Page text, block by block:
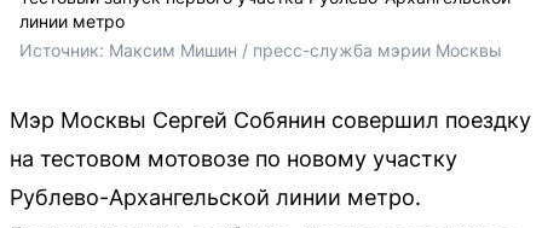
линии метро
Источник: Максим Мишин / пресс-служба мэрии Москвы
Мэр Москвы Сергей Собянин совершил поездку
на тестовом мотовозе по новому участку
Рублево-Архангельской линии метро.